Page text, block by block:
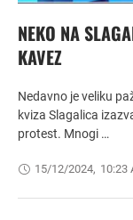
NEKO NA
KAVEZ
Nedavno je veliku
kviza Slagalica
protest. Mnogi …
15/12/2024, 10:23